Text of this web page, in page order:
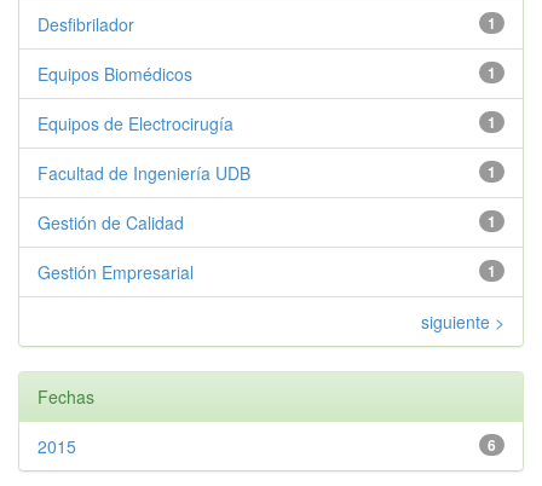
1
Desfibrilador
1
Equipos Biomédicos
1
Equipos de Electrocirugía
1
Facultad de Ingeniería UDB
1
Gestión de Calidad
1
Gestión Empresarial
siguiente >
Fechas
6
2015